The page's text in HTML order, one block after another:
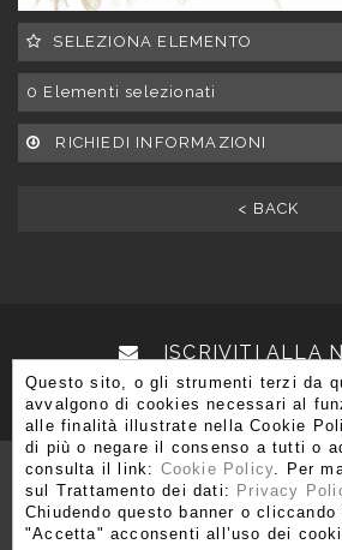
SELEZIONA ELEMENTO
0 Elementi selezionati
RICHIEDI INFORMAZIONI
< BACK
ISCRIVITI ALLA
NEWSLETTER
Via Brera 3, 20121 Milano
Questo sito, o gli strumenti terzi da
avvalgono di cookies necessari al
alle finalità illustrate nella Cookie
di più o negare il consenso a tutti o
consulta il link: Cookie Policy. Per
sul Trattamento dei dati: Privacy
Chiudendo questo banner o
"Accetta" acconsenti all’uso dei